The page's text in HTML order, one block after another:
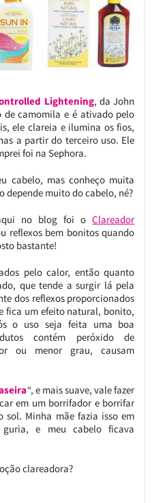
Lightening, da John
de camomila e é ativado pelo
ele clareia e ilumina os fios,
a partir do terceiro uso. Ele
foi na Sephora.
cabelo, mas conheço muita
depende muito do cabelo, né?
no blog foi oClareador
reflexos bem bonitos quando
bastante!
pelo calor, então quanto
que tende a surgir lá pela
dos reflexos proporcionados
fica um efeito natural, bonito,
o uso seja feita uma boa
contém peróxido de
ou menor grau, causam
“, e mais suave, vale fazer
em um borrifador e borrifar
sol. Minha mãe fazia isso em
e meu cabelo ficava
clareadora?